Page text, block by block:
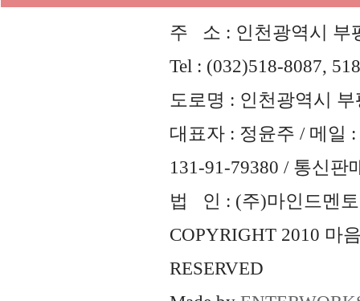
주 소 : 인천광역시 부
Tel : (032)518-8087,
도로명 : 인천광역시
대표자 : 정윤주 / 메일 :
131-91-79380 / 통신판
법 인 : (주)마인드멘토
COPYRIGHT 2010 마
RESERVED